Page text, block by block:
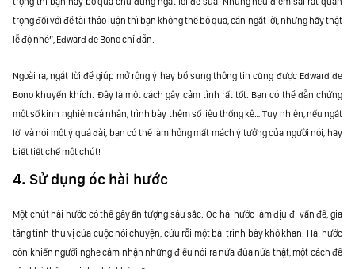
trọng đối với đề tài thảo luận thì bạn không thể bỏ qua, cần ngắt lời, nhưng hãy thật
lễ độ nhé”, Edward de Bono chỉ dẫn.
Ngoài ra, ngắt lời để giúp mở rộng ý hay bổ sung thông tin cũng được Edward de
Bono khuyến khích. Đây là một cách gây cảm tình rất tốt. Bạn có thể dẫn chứng
một số kinh nghiệm cá nhân, trình bày thêm số liệu thống kê… Tuy nhiên, nếu ngắt
lời và nói một ý quá dài, bạn có thể làm hỏng mất mách ý tưởng của người nói, hãy
biết tiết chế một chút!
4. Sử dụng óc hài hước
Một chút hài hước có thể gây ấn tượng sâu sắc. Óc hài hước làm dịu đi vấn đề, gia
tăng tính thú vị của cuộc nói chuyện, cứu rỗi một bài trình bày khô khan. Hài hước
còn khiến người nghe cảm nhận những điều nói ra nửa đùa nửa thật, một cách đề